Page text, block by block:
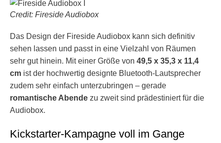
Credit: Fireside Audiobox
Das Design der Fireside Audiobox kann sich definitiv
sehen lassen und passt in eine Vielzahl von Räumen
sehr gut hinein. Mit einer Größe von 49,5 x 35,3 x 11,4
cm ist der hochwertig designte Bluetooth-Lautsprecher
zudem sehr einfach unterzubringen – gerade
romantische Abende zu zweit sind prädestiniert für die
Audiobox.
Kickstarter-Kampagne voll im Gange